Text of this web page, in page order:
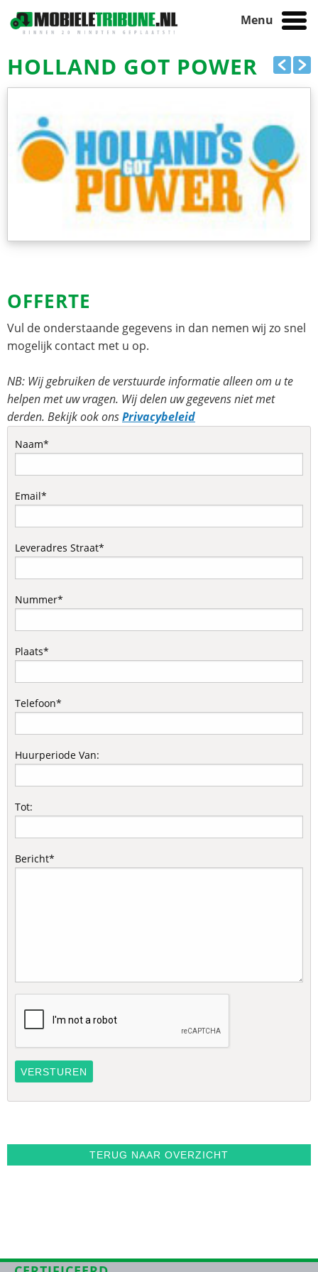
Menu
HOME / REFERENTIES / HOLLAND GOT POWER
HOLLAND GOT POWER
OFFERTE
Vul de onderstaande gegevens in dan nemen wij zo snel
mogelijk contact met u op.
NB: Wij gebruiken de verstuurde informatie alleen om u te
helpen met uw vragen. Wij delen uw gegevens niet met
derden. Bekijk ook onsPrivacybeleid
Naam*
Email*
Leveradres Straat*
Nummer*
Plaats*
Telefoon*
Huurperiode Van:
Tot:
Bericht*
TERUG NAAR OVERZICHT